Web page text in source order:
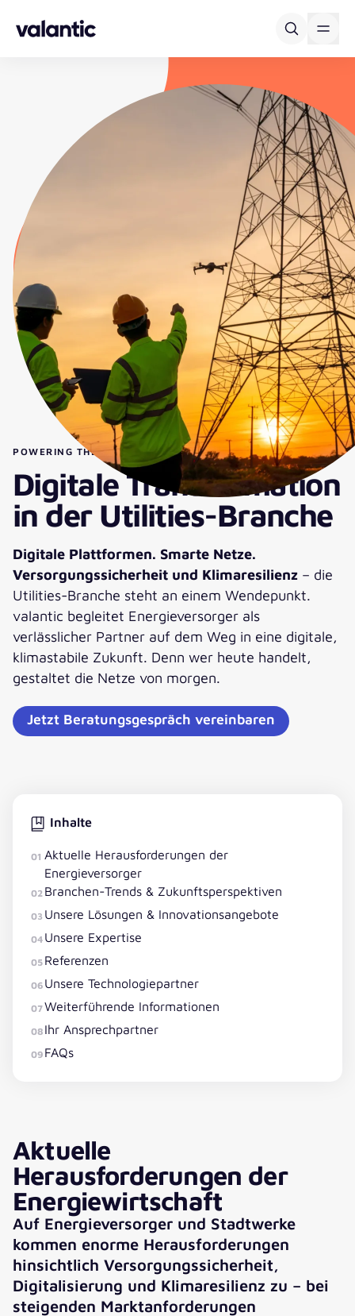
POWERING THE FUTURE.
Digitale Transformation
in der Utilities-Branche
Digitale Plattformen. Smarte Netze.
Versorgungssicherheit und Klimaresilienz – die
Utilities-Branche steht an einem Wendepunkt.
valantic begleitet Energieversorger als
verlässlicher Partner auf dem Weg in eine digitale,
klimastabile Zukunft. Denn wer heute handelt,
gestaltet die Netze von morgen.
Jetzt Beratungsgespräch vereinbaren
Inhalte
01 Aktuelle Herausforderungen der
Energieversorger
02 Branchen-Trends & Zukunftsperspektiven
03 Unsere Lösungen & Innovationsangebote
04 Unsere Expertise
05 Referenzen
06 Unsere Technologiepartner
07Weiterführende Informationen
08 Ihr Ansprechpartner
09 FAQs
Aktuelle
Herausforderungen der
Energiewirtschaft
Auf Energieversorger und Stadtwerke
kommen enorme Herausforderungen
hinsichtlich Versorgungssicherheit,
Digitalisierung und Klimaresilienz zu – bei
steigenden Marktanforderungen